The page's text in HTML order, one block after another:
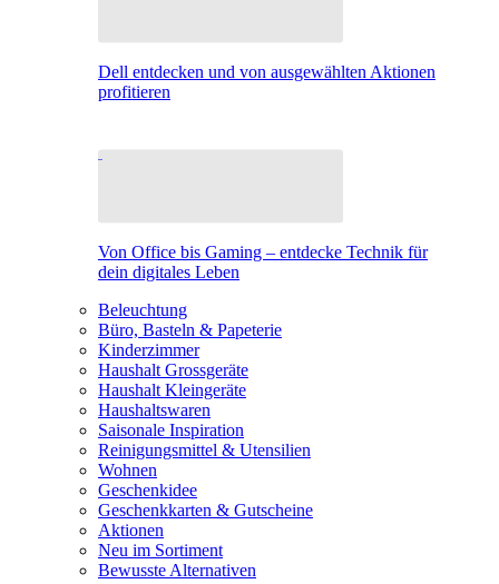
Dell entdecken und von ausgewählten Aktionen
profitieren
Von Office bis Gaming – entdecke Technik für
dein digitales Leben
Beleuchtung
Büro, Basteln & Papeterie
Kinderzimmer
Haushalt Grossgeräte
Haushalt Kleingeräte
Haushaltswaren
Saisonale Inspiration
Reinigungsmittel & Utensilien
Wohnen
Geschenkidee
Geschenkkarten & Gutscheine
Aktionen
Neu im Sortiment
Bewusste Alternativen